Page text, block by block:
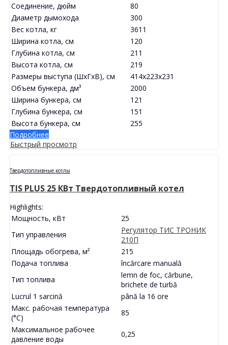
Соединение, дюйм
80
Диаметр дымохода
300
Вес котла, кг
3611
Ширина котла, см
120
Глубина котла, см
211
Высота котла, см
219
Размеры выступа (ШхГхВ), см
414x223x231
Объем бункера, дм³
2000
Ширина бункера, см
121
Глубина бункера, см
151
Высота бункера, см
255
Подробнее
Быстрый просмотр
Твердотопливные котлы
TIS PLUS 25 КВт Твердотопливный котел
Highlights:
Мощность, кВт
25
Тип управления
Регулятор ТИС ТРОНИК
210П
Площадь обогрева, м²
215
Подача топлива
încărcare manuală
Тип топлива
lemn de foc, cărbune,
brichete de turbă
Lucrul 1 sarcină
până la 16 ore
Макс. рабочая температура
(°С)
85
Максимальное рабочее
давление воды
0,25